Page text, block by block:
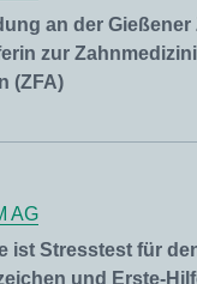
an der Gießener
zur
(ZFA)
AG
ist Stresstest für
und Erste-